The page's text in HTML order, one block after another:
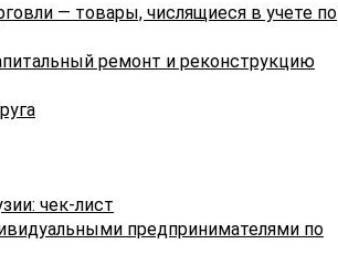
— товары, числящиеся в учете по
ремонт и реконструкцию
чек-лист
предпринимателями по